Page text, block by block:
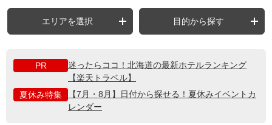
エリアを選択 目的から探す
PR
迷ったらココ！北海道の最新ホテルランキング
【楽天トラベル】
夏休み特集
【7月・8月】日付から探せる！夏休みイベントカ
レンダー